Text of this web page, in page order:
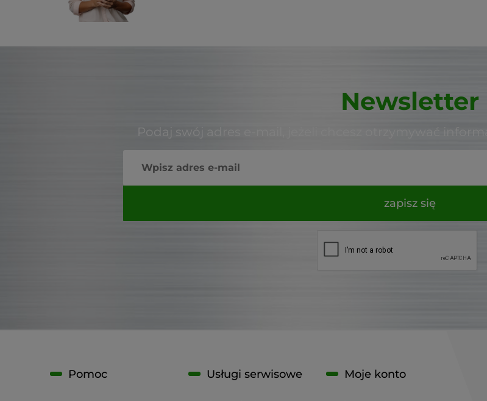
Newsletter
Podaj swój adres e-mail, jeżeli chcesz otrzymywać
zapisz się
Pomoc Usługi serwisowe Moje konto